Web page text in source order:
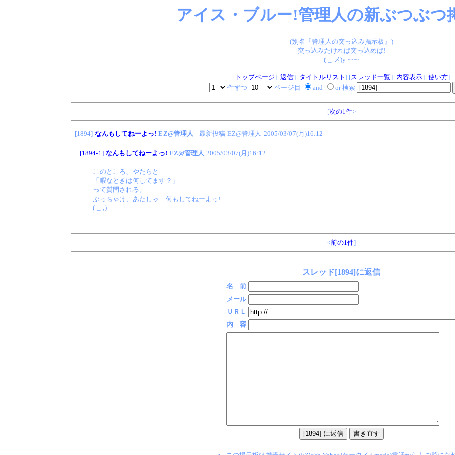
アイス・ブルー!管理人の新ぶつぶつ
(別名『管理人の突っ込み掲示板』)
突っ込みたければ突っ込めば!
(-_-メ)y-~~~
[トップページ] [返信] [タイトルリスト ] [スレッド一覧] [内容表示] [使い方]
件ずつ
ページ目 and or 検索
[次の1件>
[1894] なんもしてねーよっ! EZ@管理人 - 最新投稿 EZ@管理人 2005/03/07(月)16:12
[1894-1] なんもしてねーよっ! EZ@管理人 2005/03/07(月)16:12
このところ、やたらと
「暇なときは何してます？」
って質問される。
ぶっちゃけ、あたしゃ…何もしてねーよっ!
(-_-;)
<前の1件]
スレッド[1894]に返信
名 前
メール
ＵＲＬ
内 容